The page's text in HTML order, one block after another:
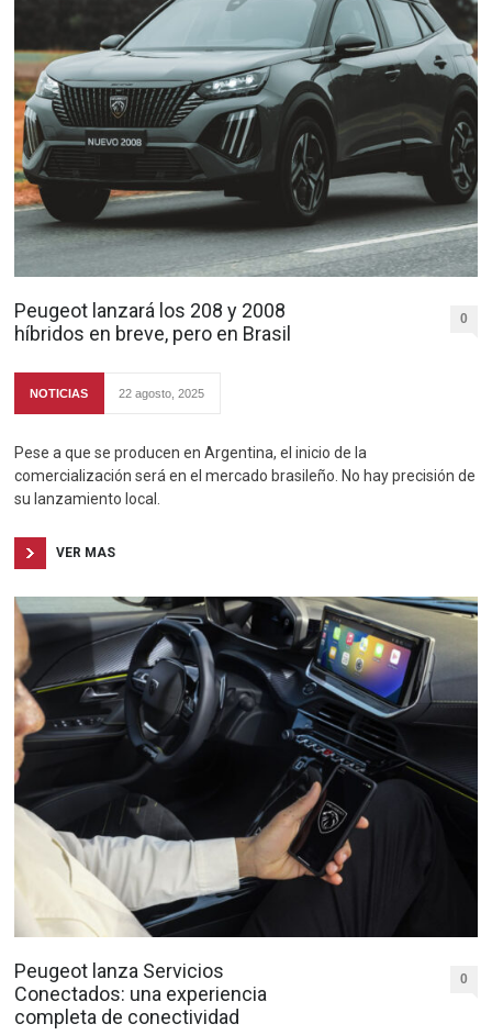
Peugeot lanzará los 208 y 2008
híbridos en breve, pero en Brasil
0
NOTICIAS 22 agosto, 2025
Pese a que se producen en Argentina, el inicio de la
comercialización será en el mercado brasileño. No hay precisión de
su lanzamiento local.
VER MAS
Peugeot lanza Servicios
Conectados: una experiencia
completa de conectividad
0